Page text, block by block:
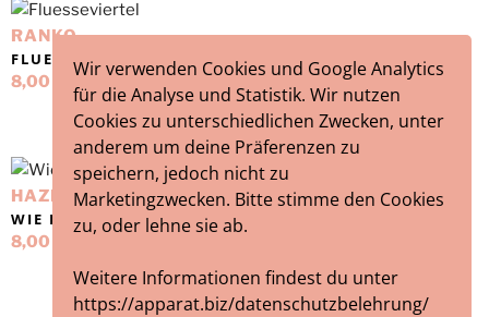
Wir verwenden Cookies und Google Analytics
für die Analyse und Statistik. Wir nutzen
Cookies zu unterschiedlichen Zwecken, unter
anderem um deine Präferenzen zu
speichern, jedoch nicht zu
Marketingzwecken. Bitte stimme den Cookies
zu, oder lehne sie ab.
Weitere Informationen findest du unter
https://apparat.biz/datenschutzbelehrung/
RANKO
FLUESSEVIERTEL
8,00
HAZET YUSTUS
WIE ES AUSSIEHT
8,00